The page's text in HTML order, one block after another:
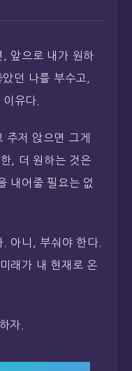
, 앞으로 내가 원하
던 나를 부수고,
유다.
주저 앉으면 그게
, 더 원하는 것은
내어줄 필요는 없
아니, 부숴야 한다.
래가 내 현재로 온
자.